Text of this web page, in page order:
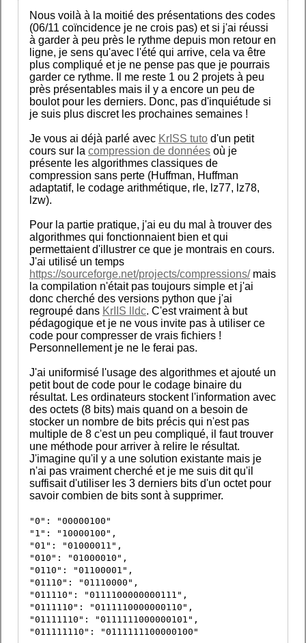
Nous voilà à la moitié des présentations des codes
(06/11 coïncidence je ne crois pas) et si j'ai réussi
à garder à peu près le rythme depuis mon retour en
ligne, je sens qu'avec l'été qui arrive, cela va être
plus compliqué et je ne pense pas que je pourrais
garder ce rythme. Il me reste 1 ou 2 projets à peu
près présentables mais il y a encore un peu de
boulot pour les derniers. Donc, pas d'inquiétude si
je suis plus discret les prochaines semaines !
Je vous ai déjà parlé avec KrISS tuto d'un petit
cours sur la compression de données où je
présente les algorithmes classiques de
compression sans perte (Huffman, Huffman
adaptatif, le codage arithmétique, rle, lz77, lz78,
lzw).
Pour la partie pratique, j'ai eu du mal à trouver des
algorithmes qui fonctionnaient bien et qui
permettaient d'illustrer ce que je montrais en cours.
J'ai utilisé un temps
https://sourceforge.net/projects/compressions/mais
la compilation n'était pas toujours simple et j'ai
donc cherché des versions python que j'ai
regroupé dans KrIIS lldc. C'est vraiment à but
pédagogique et je ne vous invite pas à utiliser ce
code pour compresser de vrais fichiers !
Personnellement je ne le ferai pas.
J'ai uniformisé l'usage des algorithmes et ajouté un
petit bout de code pour le codage binaire du
résultat. Les ordinateurs stockent l'information avec
des octets (8 bits) mais quand on a besoin de
stocker un nombre de bits précis qui n'est pas
multiple de 8 c'est un peu compliqué, il faut trouver
une méthode pour arriver à relire le résultat.
J'imagine qu'il y a une solution existante mais je
n'ai pas vraiment cherché et je me suis dit qu'il
suffisait d'utiliser les 3 derniers bits d'un octet pour
savoir combien de bits sont à supprimer.
"0": "00000100"
"1": "10000100",
"01": "01000011",
"010": "01000010",
"0110": "01100001",
"01110": "01110000",
"011110": "0111100000000111",
"0111110": "0111110000000110",
"01111110": "0111111000000101",
"011111110": "0111111100000100"